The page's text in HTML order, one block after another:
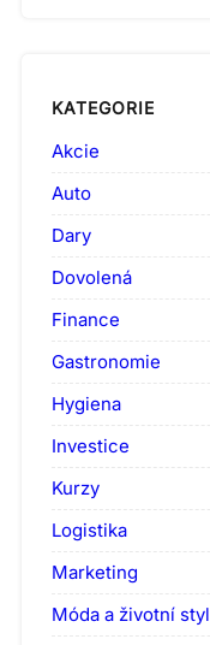
KATEGORIE
Akcie
Auto
Dary
Dovolená
Finance
Gastronomie
Hygiena
Investice
Kurzy
Logistika
Marketing
Móda a životní styl